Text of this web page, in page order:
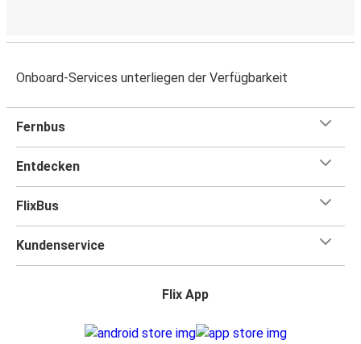
Onboard-Services unterliegen der Verfügbarkeit
Fernbus
Entdecken
FlixBus
Kundenservice
Flix App